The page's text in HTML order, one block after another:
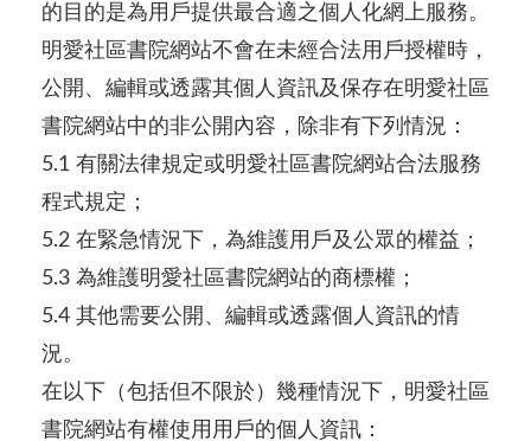
的目的是為用戶提供最合適之個人化網上服務。
明愛社區書院網站不會在未經合法用戶授權時，
公開、編輯或透露其個人資訊及保存在明愛社區
書院網站中的非公開內容，除非有下列情況：
5.1 有關法律規定或明愛社區書院網站合法服務
程式規定；
5.2 在緊急情況下，為維護用戶及公眾的權益；
5.3 為維護明愛社區書院網站的商標權；
5.4 其他需要公開、編輯或透露個人資訊的情
況。
在以下（包括但不限於）幾種情況下，明愛社區
書院網站有權使用用戶的個人資訊：